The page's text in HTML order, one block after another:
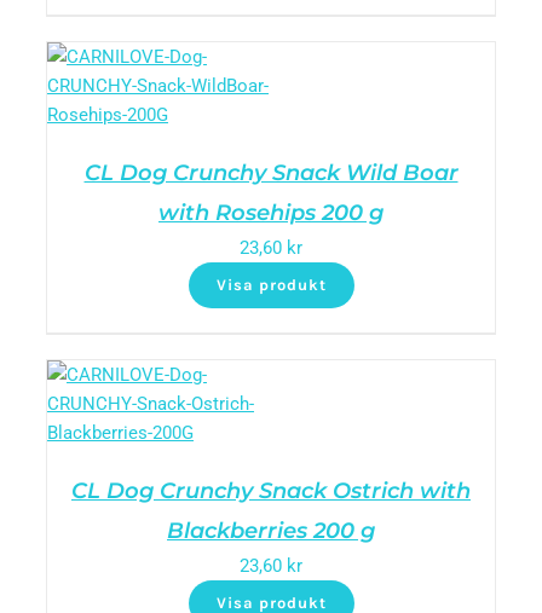
CL Dog Crunchy Snack Wild Boar
with Rosehips 200 g
23,60 kr
Visa produkt
CL Dog Crunchy Snack Ostrich with
Blackberries 200 g
23,60 kr
Visa produkt